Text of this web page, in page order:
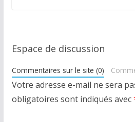
Espace de discussion
Commentaires sur le site (0)
Votre adresse e-mail ne sera
obligatoires sont indiqués avec